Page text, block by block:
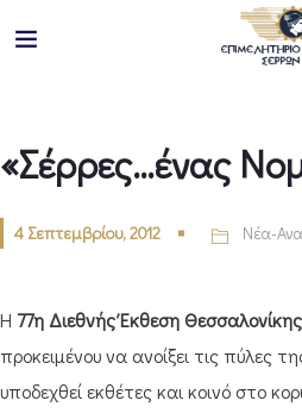
«Σέρρες…ένας
4 Σεπτεμβρίου, 2012 Νέα-
Η 77η Διεθνής Έκθεση Θεσσαλονίκης
προκειμένου να ανοίξει τις πύλες
υποδεχθεί εκθέτες και κοινό στο